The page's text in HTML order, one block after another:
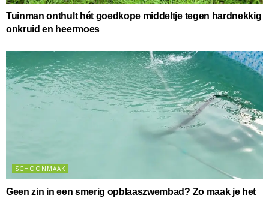
Tuinman onthult hét goedkope middeltje tegen hardnekkig
onkruid en heermoes
SCHOONMAAK
Geen zin in een smerig opblaaszwembad? Zo maak je het